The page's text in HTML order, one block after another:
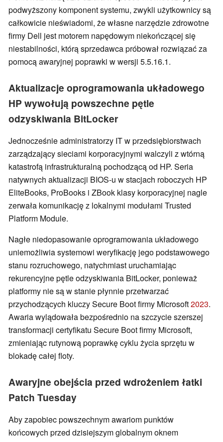
podwyższony komponent systemu, zwykli użytkownicy są
całkowicie nieświadomi, że własne narzędzie zdrowotne
firmy Dell jest motorem napędowym niekończącej się
niestabilności, którą sprzedawca próbował rozwiązać za
pomocą awaryjnej poprawki w wersji 5.5.16.1.
Aktualizacje oprogramowania układowego
HP wywołują powszechne pętle
odzyskiwania BitLocker
Jednocześnie administratorzy IT w przedsiębiorstwach
zarządzający sieciami korporacyjnymi walczyli z wtórną
katastrofą infrastrukturalną pochodzącą od HP. Seria
natywnych aktualizacji BIOS-u w stacjach roboczych HP
EliteBooks, ProBooks i ZBook klasy korporacyjnej nagle
zerwała komunikację z lokalnymi modułami Trusted
Platform Module.
Nagłe niedopasowanie oprogramowania układowego
uniemożliwia systemowi weryfikację jego podstawowego
stanu rozruchowego, natychmiast uruchamiając
rekurencyjne pętle odzyskiwania BitLocker, ponieważ
platformy nie są w stanie płynnie przetwarzać
przychodzących kluczy Secure Boot firmy Microsoft2023.
Awaria wylądowała bezpośrednio na szczycie szerszej
transformacji certyfikatu Secure Boot firmy Microsoft,
zmieniając rutynową poprawkę cyklu życia sprzętu w
blokadę całej floty.
Awaryjne obejścia przed wdrożeniem łatki
Patch Tuesday
Aby zapobiec powszechnym awariom punktów
końcowych przed dzisiejszym globalnym oknem